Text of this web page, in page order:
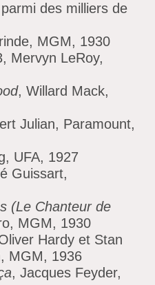
des milliers de
MGM, 1930
Mervyn LeRoy,
, Willard Mack,
Julian, Paramount,
UFA, 1927
Guissart,
(Le Chanteur de
MGM, 1930
Hardy et Stan
MGM, 1936
, Jacques Feyder,